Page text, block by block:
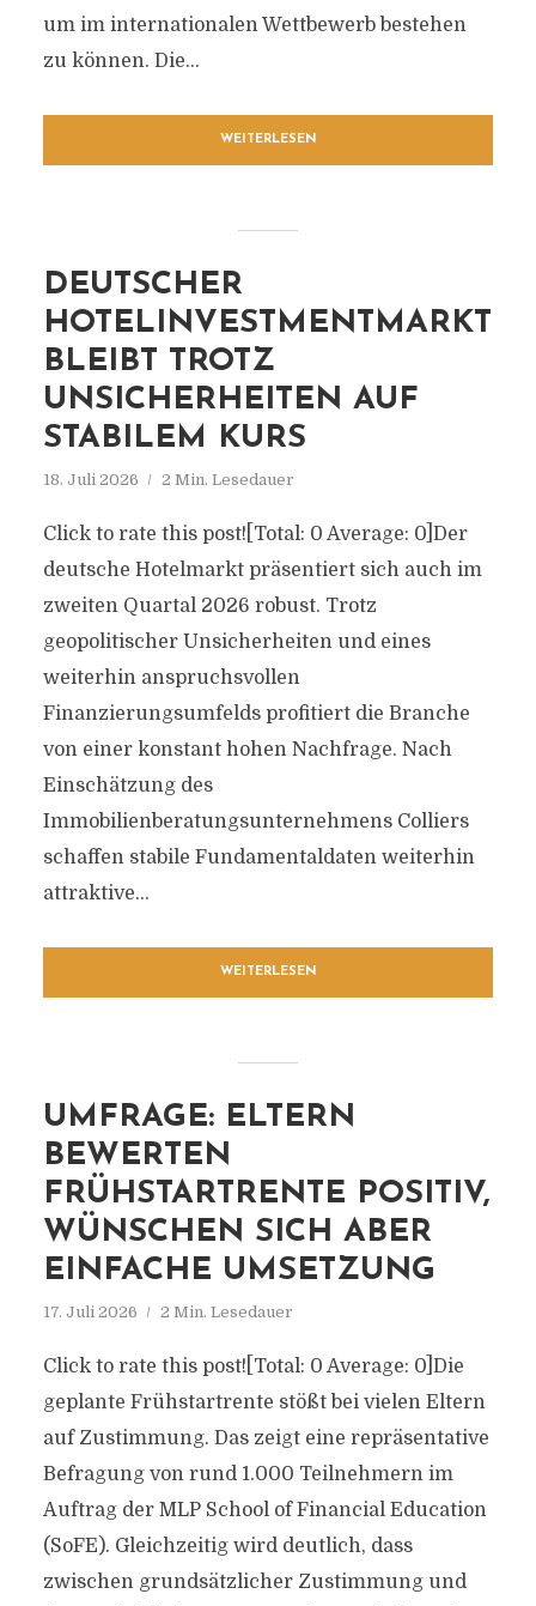
um im internationalen Wettbewerb bestehen
zu können. Die...
WEITERLESEN
DEUTSCHER
HOTELINVESTMENTMARKT
BLEIBT TROTZ
UNSICHERHEITEN AUF
STABILEM KURS
18. Juli 2026 2 Min. Lesedauer
Click to rate this post![Total: 0 Average: 0]Der
deutsche Hotelmarkt präsentiert sich auch im
zweiten Quartal 2026 robust. Trotz
geopolitischer Unsicherheiten und eines
weiterhin anspruchsvollen
Finanzierungsumfelds profitiert die Branche
von einer konstant hohen Nachfrage. Nach
Einschätzung des
Immobilienberatungsunternehmens Colliers
schaffen stabile Fundamentaldaten weiterhin
attraktive...
WEITERLESEN
UMFRAGE: ELTERN
BEWERTEN
FRÜHSTARTRENTE POSITIV,
WÜNSCHEN SICH ABER
EINFACHE UMSETZUNG
17. Juli 2026 2 Min. Lesedauer
Click to rate this post![Total: 0 Average: 0]Die
geplante Frühstartrente stößt bei vielen Eltern
auf Zustimmung. Das zeigt eine repräsentative
Befragung von rund 1.000 Teilnehmern im
Auftrag der MLP School of Financial Education
(SoFE). Gleichzeitig wird deutlich, dass
zwischen grundsätzlicher Zustimmung und